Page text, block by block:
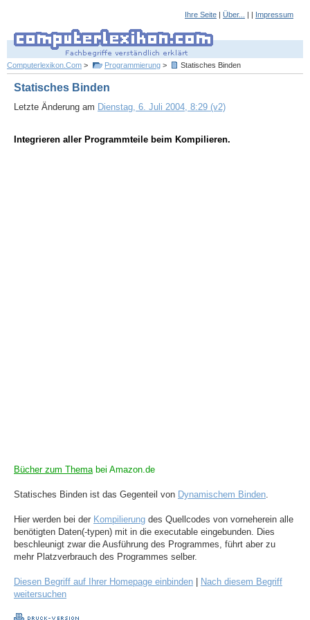
Ihre Seite | Über... | | Impressum
Computerlexikon.Com > Programmierung > Statisches Binden
Statisches Binden
Letzte Änderung am Dienstag, 6. Juli 2004, 8:29 (v2)
Integrieren aller Programmteile beim Kompilieren.
Bücher zum Themabei Amazon.de
Statisches Binden ist das Gegenteil von Dynamischem Binden.
Hier werden bei der Kompilierung des Quellcodes von vorneherein alle
benötigten Daten(-typen) mit in die executable eingebunden. Dies
beschleunigt zwar die Ausführung des Programmes, führt aber zu
mehr Platzverbrauch des Programmes selber.
Diesen Begriff auf Ihrer Homepage einbinden
Nach diesem Begriff
weitersuchen